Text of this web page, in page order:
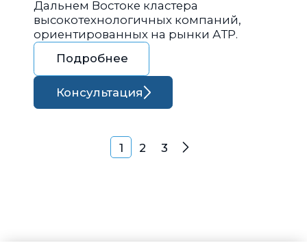
Дальнем Востоке кластера
высокотехнологичных компаний,
ориентированных на рынки АТР.
Подробнее
Консультация
Навигация по
1 2 3 Далее